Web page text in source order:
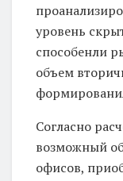
уровень
способенли
объем
Согласно
возможный
офисов,